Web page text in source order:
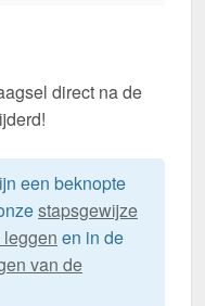
direct na de
een beknopte
stapsgewijze
en in de
van de